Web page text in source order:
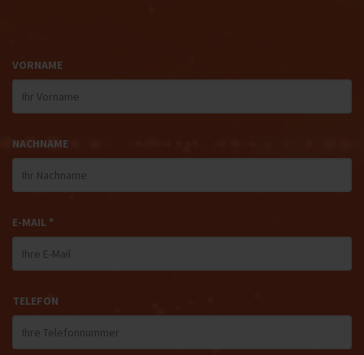
VORNAME
NACHNAME
E-MAIL *
TELEFON